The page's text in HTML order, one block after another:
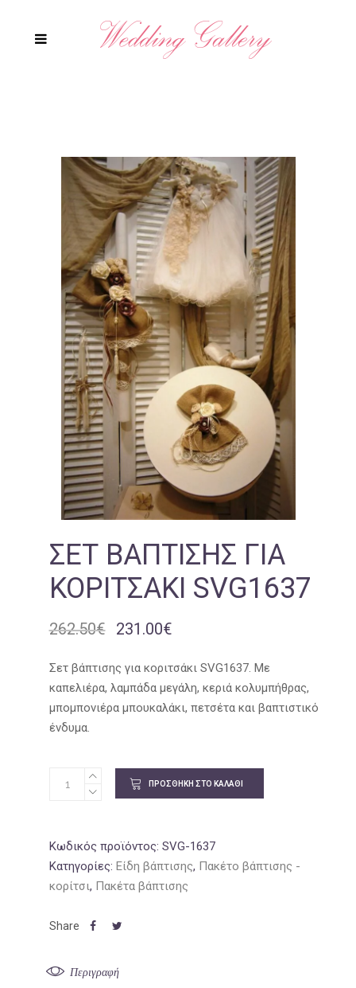
ΣΕΤ ΒΆΠΤΙΣΗΣ ΓΙΑ
ΚΟΡΙΤΣΆΚΙ SVG1637
262.50€
Original
was:
262.50€.
231.00€Η
τιμή
είναι:
231.00€.
Σετ βάπτισης για κοριτσάκι SVG1637. Με
καπελιέρα, λαμπάδα μεγάλη, κεριά κολυμπήθρας,
μπομπονιέρα μπουκαλάκι, πετσέτα και βαπτιστικό
ένδυμα.
ΠΡΟΣΘΉΚΗ ΣΤΟ ΚΑΛΆΘΙ
Κωδικός προϊόντος: SVG-1637
Κατηγορίες: Είδη βάπτισης, Πακέτο βάπτισης -
κορίτσι, Πακέτα βάπτισης
Περιγραφή